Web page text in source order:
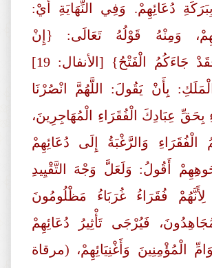
دُعَائِهِمْ. وَفِي النِّهَايَةِ أَيْ:
وَمِنْهُ قَوْلُهُ تَعَالَى: {إِنْ
تَسْتَفْتِحُوا فَقَدْ جَاءَكُمُ الْفَتْحُ} [الأنفال: 19]
بِأَنْ يَقُولَ: اللَّهُمَّ انْصُرْنَا
بِحَقِّ عِبَادِكَ الْفُقَرَاءِ الْمُهَاجِرِينَ،
الْفُقَرَاءِ وَالرَّغْبَةُ إِلَى دُعَائِهِمْ
أَقُولُ: وَلَعَلَّ وَجْهَ التَّقْيِيدِ
لِأَنَّهُمْ فُقَرَاءُ غُرَبَاءُ مَظْلُومُونَ
فَيُرْجَى تَأْثِيرُ دُعَائِهِمْ
الْمُؤْمِنِينَ وَأَغْنِيَائِهِمْ، (مرقاة